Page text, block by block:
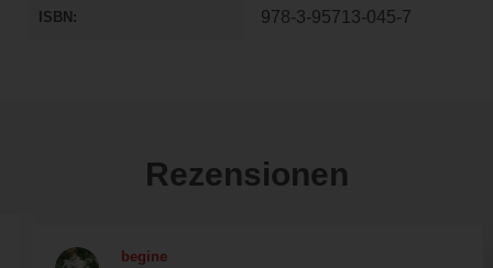
ISBN 978-3-95713-045-7
Rezensionen
begine